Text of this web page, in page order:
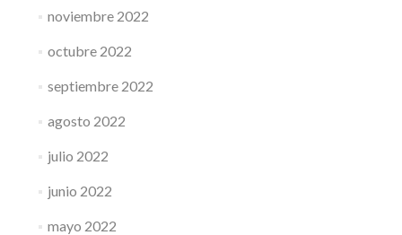
noviembre 2022
octubre 2022
septiembre 2022
agosto 2022
julio 2022
junio 2022
mayo 2022